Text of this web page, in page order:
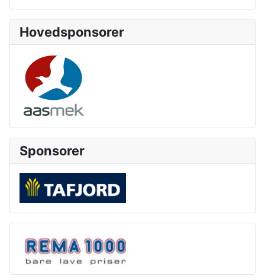
Hovedsponsorer
Sponsorer